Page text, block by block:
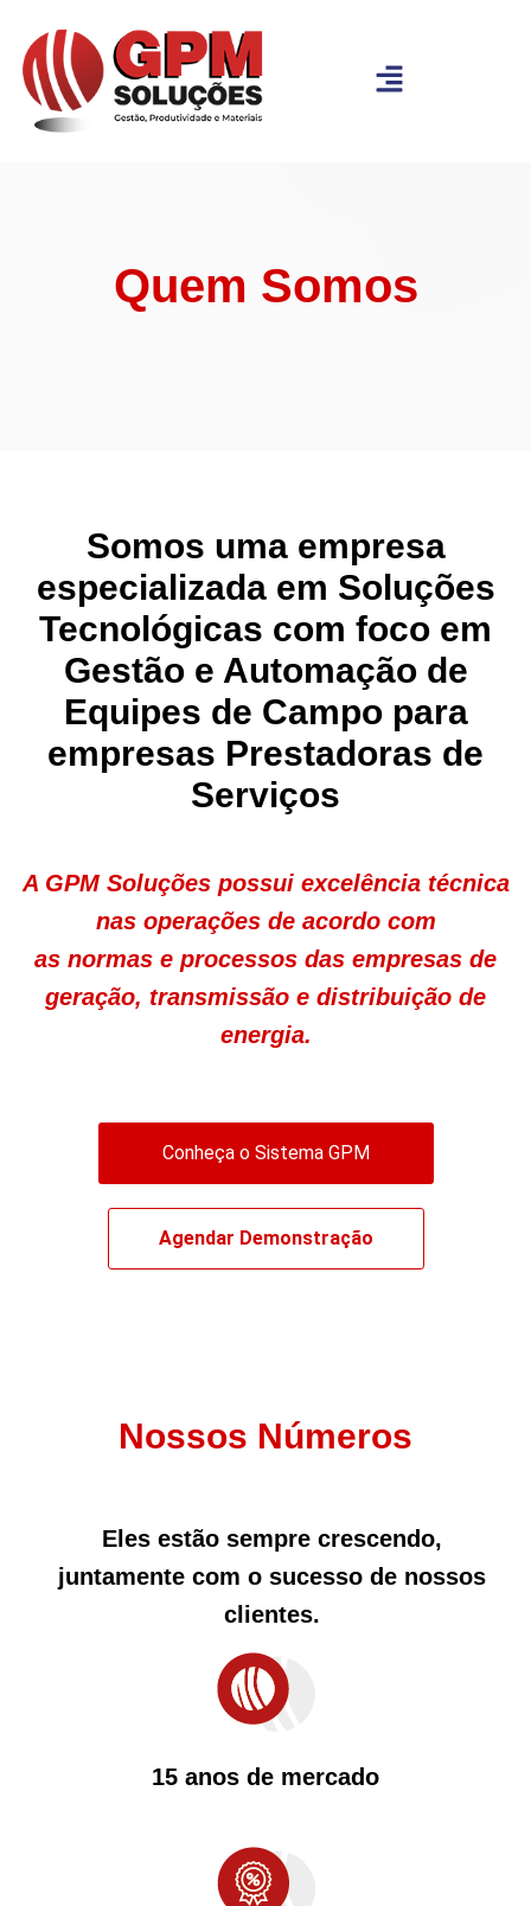
Quem Somos
Somos uma empresa
especializada em Soluções
Tecnológicas com foco em
Gestão e Automação de
Equipes de Campo para
empresas Prestadoras de
Serviços
A GPM Soluções possui excelência técnica
nas operações de acordo com
as normas e processos das empresas de
geração, transmissão e distribuição de
energia.
Conheça o Sistema GPM
Agendar Demonstração
Nossos Números
Eles estão sempre crescendo,
juntamente com o sucesso de nossos
clientes.
15 anos de mercado